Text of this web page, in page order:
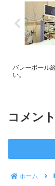
バレーボール
い。
コメント
ホーム